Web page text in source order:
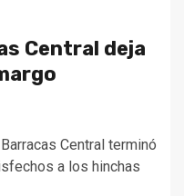
Central deja
Central terminó
a los hinchas